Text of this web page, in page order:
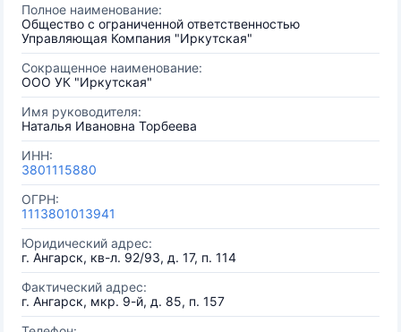
Полное наименование:
Общество с ограниченной ответственностью
Управляющая Компания "Иркутская"
Сокращенное наименование:
OOO УК "Иркутская"
Имя руководителя:
Наталья Ивановна Торбеева
ИНН:
3801115880
ОГРН:
1113801013941
Юридический адрес:
г. Ангарск, кв-л. 92/93, д. 17, п. 114
Фактический адрес:
г. Ангарск, мкр. 9-й, д. 85, п. 157